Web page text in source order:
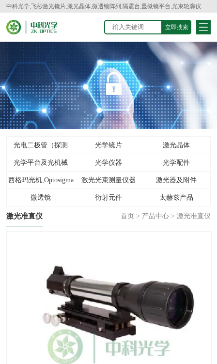
中科光学,飞秒激光镜片,激光晶体,微透镜阵列,隔震台,显微镜平台,光束轮廓仪
光电二极管（探测
器）
光学镜片 激光晶体
光学平台及光机械 光学仪器 光学配件
西格玛光机,Optosigma 激光光束测量仪器 激光器及附件
微透镜 衍射元件 太赫兹产品
激光准直仪 首页 > 产品中心> 激光准直仪